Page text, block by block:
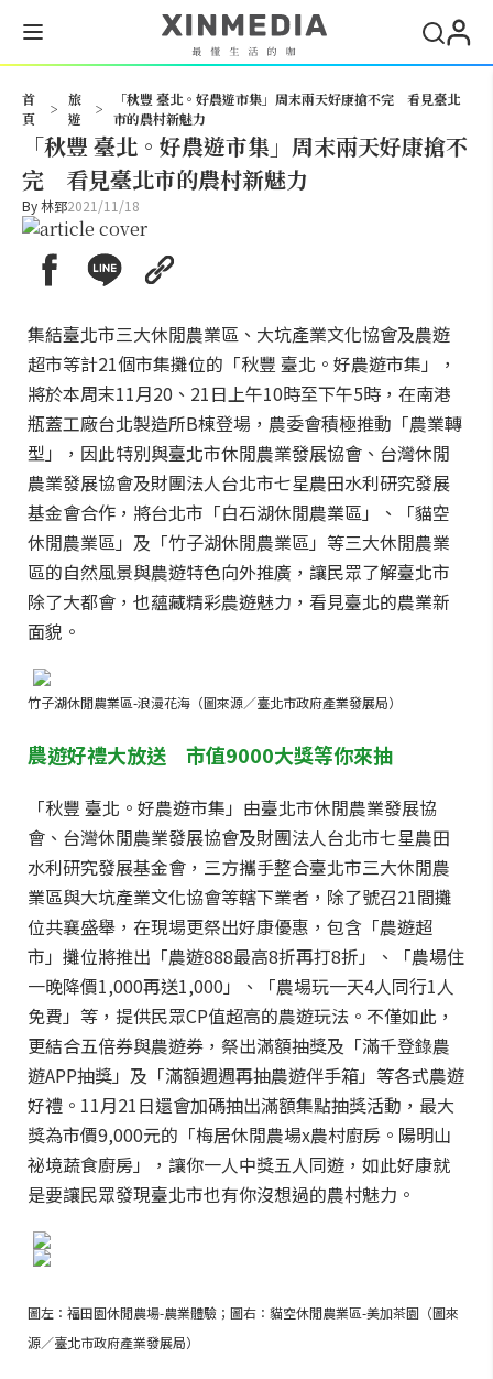
首
頁
>
旅
遊
>
「秋豐 臺北。好農遊市集」周末兩天好康搶不完 看見臺北
市的農村新魅力
「秋豐 臺北。好農遊市集」周末兩天好康搶不
完 看見臺北市的農村新魅力
By林郅2021/11/18
集結臺北市三大休閒農業區、大坑產業文化協會及農遊
超市等計21個市集攤位的「秋豐 臺北。好農遊市集」，
將於本周末11月20、21日上午10時至下午5時，在南港
瓶蓋工廠台北製造所B棟登場，農委會積極推動「農業轉
型」，因此特別與臺北市休閒農業發展協會、台灣休閒
農業發展協會及財團法人台北市七星農田水利研究發展
基金會合作，將台北市「白石湖休閒農業區」、「貓空
休閒農業區」及「竹子湖休閒農業區」等三大休閒農業
區的自然風景與農遊特色向外推廣，讓民眾了解臺北市
除了大都會，也蘊藏精彩農遊魅力，看見臺北的農業新
面貌。
竹子湖休閒農業區-浪漫花海（圖來源／臺北市政府產業發展局）
農遊好禮大放送 市值9000大獎等你來抽
「秋豐 臺北。好農遊市集」由臺北市休閒農業發展協
會、台灣休閒農業發展協會及財團法人台北市七星農田
水利研究發展基金會，三方攜手整合臺北市三大休閒農
業區與大坑產業文化協會等轄下業者，除了號召21間攤
位共襄盛舉，在現場更祭出好康優惠，包含「農遊超
市」攤位將推出「農遊888最高8折再打8折」、「農場住
一晚降價1,000再送1,000」、「農場玩一天4人同行1人
免費」等，提供民眾CP值超高的農遊玩法。不僅如此，
更結合五倍券與農遊券，祭出滿額抽獎及「滿千登錄農
遊APP抽獎」及「滿額週週再抽農遊伴手箱」等各式農遊
好禮。11月21日還會加碼抽出滿額集點抽獎活動，最大
獎為市價9,000元的「梅居休閒農場x農村廚房。陽明山
祕境蔬食廚房」，讓你一人中獎五人同遊，如此好康就
是要讓民眾發現臺北市也有你沒想過的農村魅力。
圖左：福田園休閒農場-農業體驗；圖右：貓空休閒農業區-美加茶園（圖來
源／臺北市政府產業發展局）